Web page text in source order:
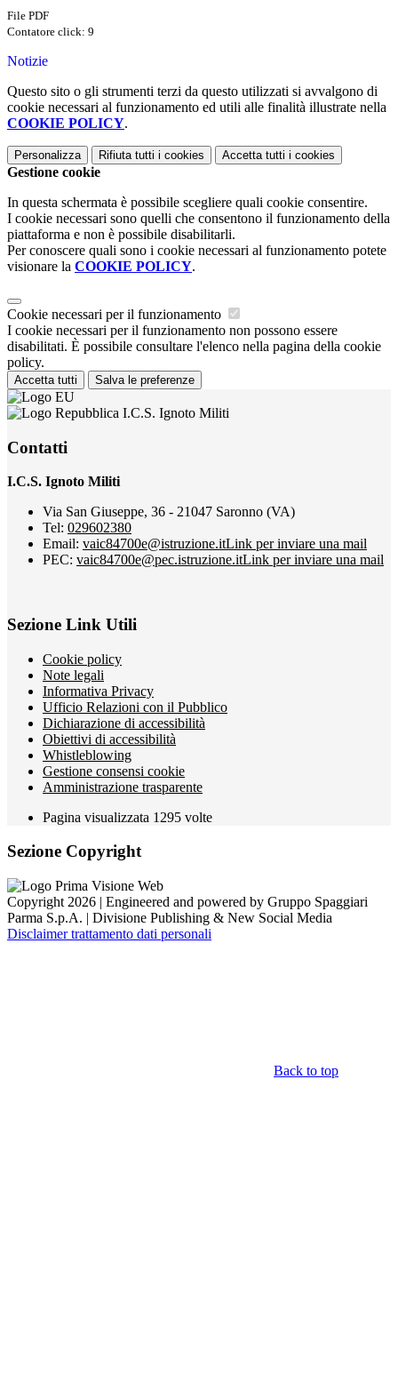
File PDF
Contatore click: 9
Notizie
Questo sito o gli strumenti terzi da questo utilizzati si avvalgono di
cookie necessari al funzionamento ed utili alle finalità illustrate nella
COOKIE POLICY.
Personalizza Rifiuta tutti i cookies Accetta tutti i cookies
Gestione cookie
In questa schermata è possibile scegliere quali cookie consentire.
I cookie necessari sono quelli che consentono il funzionamento della
piattaforma e non è possibile disabilitarli.
Per conoscere quali sono i cookie necessari al funzionamento potete
visionare la COOKIE POLICY.
Cookie necessari per il funzionamento
I cookie necessari per il funzionamento non possono essere
disabilitati. È possibile consultare l'elenco nella pagina della cookie
policy.
Accetta tutti Salva le preferenze
I.C.S. Ignoto Militi
Contatti
I.C.S. Ignoto Militi
Via San Giuseppe, 36 - 21047 Saronno (VA)
Tel: 029602380
Email: vaic84700e@istruzione.itLink per inviare una mail
PEC: vaic84700e@pec.istruzione.itLink per inviare una mail
Sezione Link Utili
Cookie policy
Note legali
Informativa Privacy
Ufficio Relazioni con il Pubblico
Dichiarazione di accessibilità
Obiettivi di accessibilità
Whistleblowing
Gestione consensi cookie
Amministrazione trasparente
Pagina visualizzata 1295 volte
Sezione Copyright
Copyright 2026 | Engineered and powered by Gruppo Spaggiari
Parma S.p.A. | Divisione Publishing & New Social Media
Disclaimer trattamento dati personali
Back to top